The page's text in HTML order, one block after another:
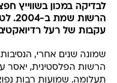
לבדיקה במכון בשווייץ
עקבות של רעל
שמונה שנים אחרי,
הרשות הפלסטינית, יאסר
תעלומה. שמועות רבות